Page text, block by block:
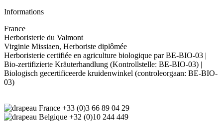
Informations
France
Herboristerie du Valmont
Virginie Missiaen, Herboriste diplômée
Herboristerie certifiée en agriculture biologique par BE-BIO-03 |
Bio-zertifizierte Kräuterhandlung (Kontrollstelle: BE-BIO-03) |
Biologisch gecertificeerde kruidenwinkel (controleorgaan: BE-BIO-
03)
+33 (0)3 66 89 04 29
+32 (0)10 244 449